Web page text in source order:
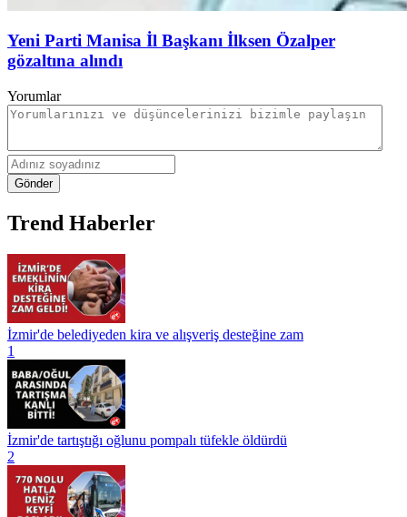
Yeni Parti Manisa İl Başkanı İlksen Özalper
gözaltına alındı
Yorumlar
Gönder
Trend Haberler
İzmir'de belediyeden kira ve alışveriş desteğine zam
1
İzmir'de tartıştığı oğlunu pompalı tüfekle öldürdü
2